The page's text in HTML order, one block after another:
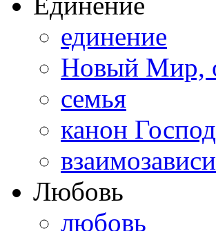
единение
Новый Мир,
семья
канон
Любовь
любовь